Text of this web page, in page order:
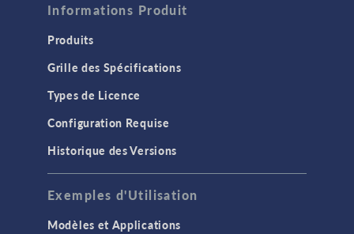
Informations Produit
Produits
Grille des Spécifications
Types de Licence
Configuration Requise
Historique des Versions
Exemples d'Utilisation
Modèles et Applications